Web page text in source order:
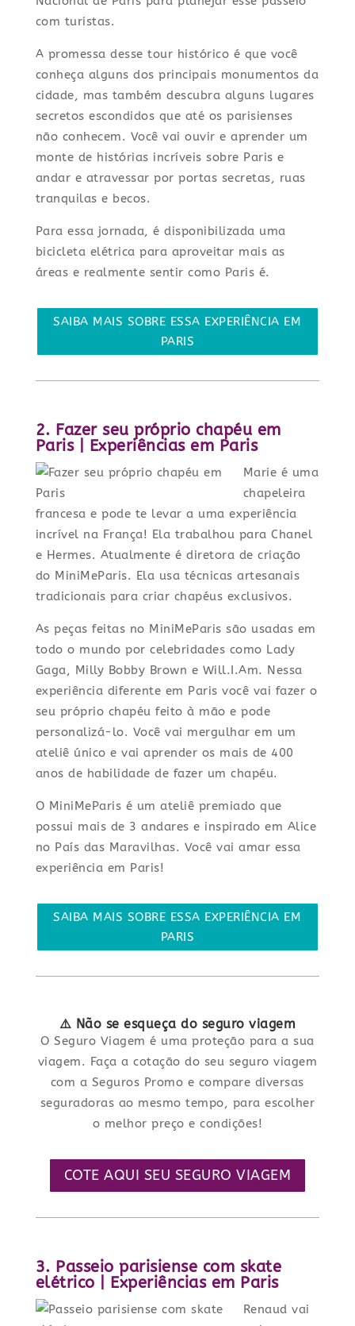
com turistas.
A promessa desse tour histórico é que você
conheça alguns dos principais monumentos da
cidade, mas também descubra alguns lugares
secretos escondidos que até os parisienses
não conhecem. Você vai ouvir e aprender um
monte de histórias incríveis sobre Paris e
andar e atravessar por portas secretas, ruas
tranquilas e becos.
Para essa jornada, é disponibilizada uma
bicicleta elétrica para aproveitar mais as
áreas e realmente sentir como Paris é.
SAIBA MAIS SOBRE ESSA EXPERIÊNCIA EM
PARIS
2. Fazer seu próprio chapéu em
Paris | Experiências em Paris
Marie é uma
chapeleira
francesa e pode te levar a uma experiência
incrível na França! Ela trabalhou para Chanel
e Hermes. Atualmente é diretora de criação
do MiniMeParis. Ela usa técnicas artesanais
tradicionais para criar chapéus exclusivos.
As peças feitas no MiniMeParis são usadas em
todo o mundo por celebridades como Lady
Gaga, Milly Bobby Brown e Will.I.Am. Nessa
experiência diferente em Paris você vai fazer o
seu próprio chapéu feito à mão e pode
personalizá-lo. Você vai mergulhar em um
ateliê único e vai aprender os mais de 400
anos de habilidade de fazer um chapéu.
O MiniMeParis é um ateliê premiado que
possui mais de 3 andares e inspirado em Alice
no País das Maravilhas. Você vai amar essa
experiência em Paris!
SAIBA MAIS SOBRE ESSA EXPERIÊNCIA EM
PARIS
⚠️ Não se esqueça do seguro viagem
O Seguro Viagem é uma proteção para a sua
viagem. Faça a cotação do seu seguro viagem
com a Seguros Promo e compare diversas
seguradoras ao mesmo tempo, para escolher
o melhor preço e condições!
COTE AQUI SEU SEGURO VIAGEM
3. Passeio parisiense com skate
elétrico | Experiências em Paris
Renaud vai